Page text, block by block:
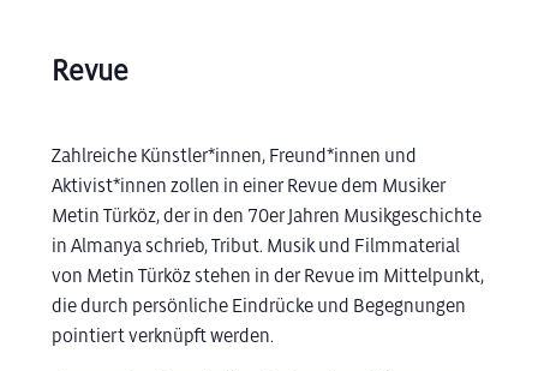
Revue
Zahlreiche Künstler*innen, Freund*innen und
Aktivist*innen zollen in einer Revue dem Musiker
Metin Türköz, der in den 70er Jahren Musikgeschichte
in Almanya schrieb, Tribut. Musik und Filmmaterial
von Metin Türköz stehen in der Revue im Mittelpunkt,
die durch persönliche Eindrücke und Begegnungen
pointiert verknüpft werden.